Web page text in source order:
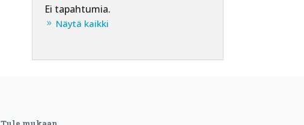
Ei tapahtumia.
Näytä kaikki